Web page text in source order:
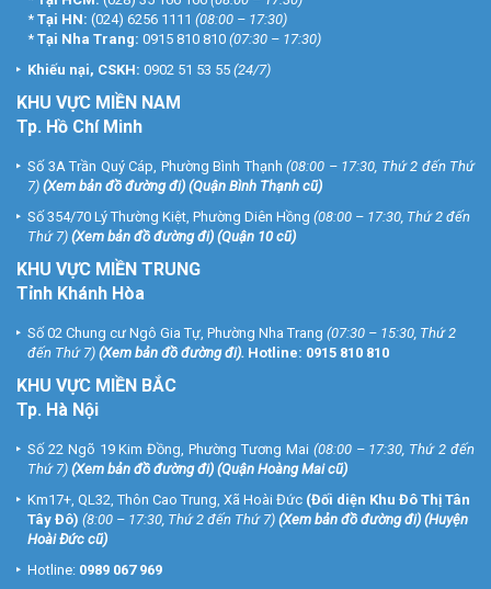
* Tại HN: (024) 6256 1111 (08:00 – 17:30)
* Tại Nha Trang: 0915 810 810 (07:30 – 17:30)
Khiếu nại, CSKH: 0902 51 53 55 (24/7)
KHU VỰC MIỀN NAM
Tp. Hồ Chí Minh
Số 3A Trần Quý Cáp, Phường Bình Thạnh (08:00 – 17:30, Thứ 2 đến Thứ
7) (Xem bản đồ đường đi) (Quận Bình Thạnh cũ)
Số 354/70 Lý Thường Kiệt, Phường Diên Hồng (08:00 – 17:30, Thứ 2 đến
Thứ 7) (Xem bản đồ đường đi) (Quận 10 cũ)
KHU VỰC MIỀN TRUNG
Tỉnh Khánh Hòa
Số 02 Chung cư Ngô Gia Tự, Phường Nha Trang (07:30 – 15:30, Thứ 2
đến Thứ 7) (Xem bản đồ đường đi). Hotline: 0915 810 810
KHU VỰC MIỀN BẮC
Tp. Hà Nội
Số 22 Ngõ 19 Kim Đồng, Phường Tương Mai (08:00 – 17:30, Thứ 2 đến
Thứ 7) (Xem bản đồ đường đi) (Quận Hoàng Mai cũ)
Km17+, QL32, Thôn Cao Trung, Xã Hoài Đức (Đối diện Khu Đô Thị Tân
Tây Đô) (8:00 – 17:30, Thứ 2 đến Thứ 7) (Xem bản đồ đường đi) (Huyện
Hoài Đức cũ)
Hotline: 0989 067 969